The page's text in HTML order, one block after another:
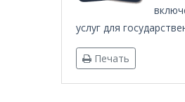
услуг для
Печать